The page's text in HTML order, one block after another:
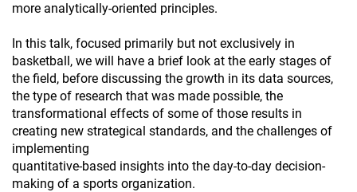
more analytically-oriented principles.
In this talk, focused primarily but not exclusively in
basketball, we will have a brief look at the early stages of
the field, before discussing the growth in its data sources,
the type of research that was made possible, the
transformational effects of some of those results in
creating new strategical standards, and the challenges of
implementing
quantitative-based insights into the day-to-day decision-
making of a sports organization.